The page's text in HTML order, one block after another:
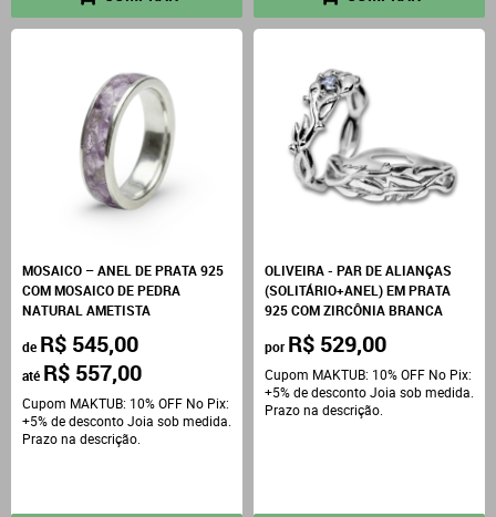
MOSAICO – ANEL DE PRATA 925
COM MOSAICO DE PEDRA
NATURAL AMETISTA
de R$ 545,00
até R$ 557,00
Cupom MAKTUB: 10% OFF No Pix:
+5% de desconto Joia sob medida.
Prazo na descrição.
OLIVEIRA - PAR DE ALIANÇAS
(SOLITÁRIO+ANEL) EM PRATA
925 COM ZIRCÔNIA BRANCA
por R$ 529,00
Cupom MAKTUB: 10% OFF No Pix:
+5% de desconto Joia sob medida.
Prazo na descrição.